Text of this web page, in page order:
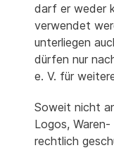
darf er weder
verwendet
unterliegen
dürfen nur
e. V. für
Soweit nicht
Logos,
rechtlich